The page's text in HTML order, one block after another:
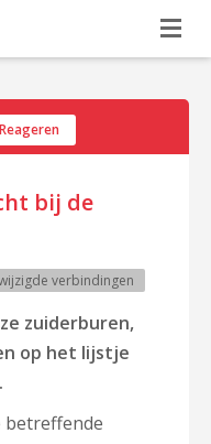
Reageren
bij de
verbindingen
zuiderburen,
op het lijstje
betreffende